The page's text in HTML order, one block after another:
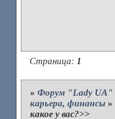
Страница:1
»Форум "Lady UA"
карьера, финансы »
какое у вас?>>